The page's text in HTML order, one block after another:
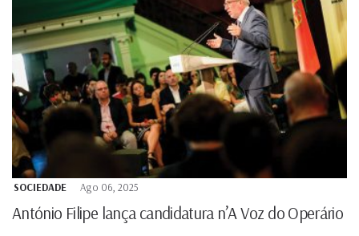
SOCIEDADE Ago 06, 2025
António Filipe lança candidatura n’A Voz do Operário